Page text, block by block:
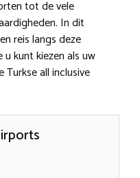
tot de vele
In dit
reis langs deze
kunt kiezen als uw
all inclusive